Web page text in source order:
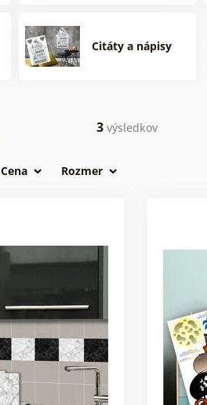
Citáty a nápisy
3výsledkov
Cena Rozmer